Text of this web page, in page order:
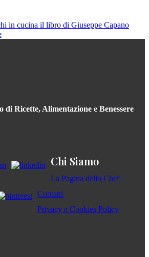
di Ricette, Alimentazione e Benessere
Chi Siamo
La Pagina dello Chef
Contatti
Privacy e Cookies Policy